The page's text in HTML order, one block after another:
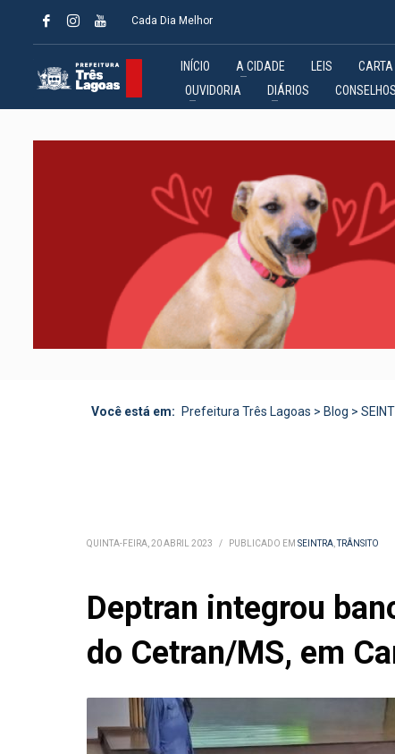
Cada Dia Melhor
INÍCIO A CIDADE LEIS CARTA
OUVIDORIA
DIÁRIOS CONSELHOS
Você está em: Prefeitura Três Lagoas > Blog >
QUINTA-FEIRA, 20 ABRIL 2023 / PUBLICADO EM SEINTRA, TRÂNSITO
Deptran integrou
do Cetran/MS, em